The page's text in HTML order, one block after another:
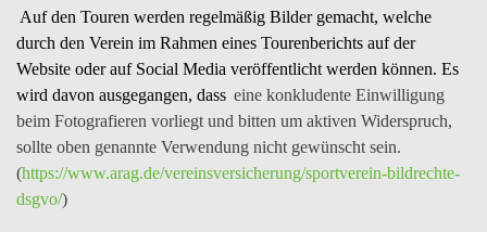
Auf den Touren werden regelmäßigBildergemacht, welche
durch den Verein im Rahmen eines Tourenberichts auf der
Website oder auf Social Media veröffentlicht werden können. Es
wird davon ausgegangen, dass eine konkludente Einwilligung
beim Fotografieren vorliegt und bitten um aktiven Widerspruch,
sollte oben genannte Verwendung nicht gewünscht sein.
(https://www.arag.de/vereinsversicherung/sportverein-bildrechte-
dsgvo/)